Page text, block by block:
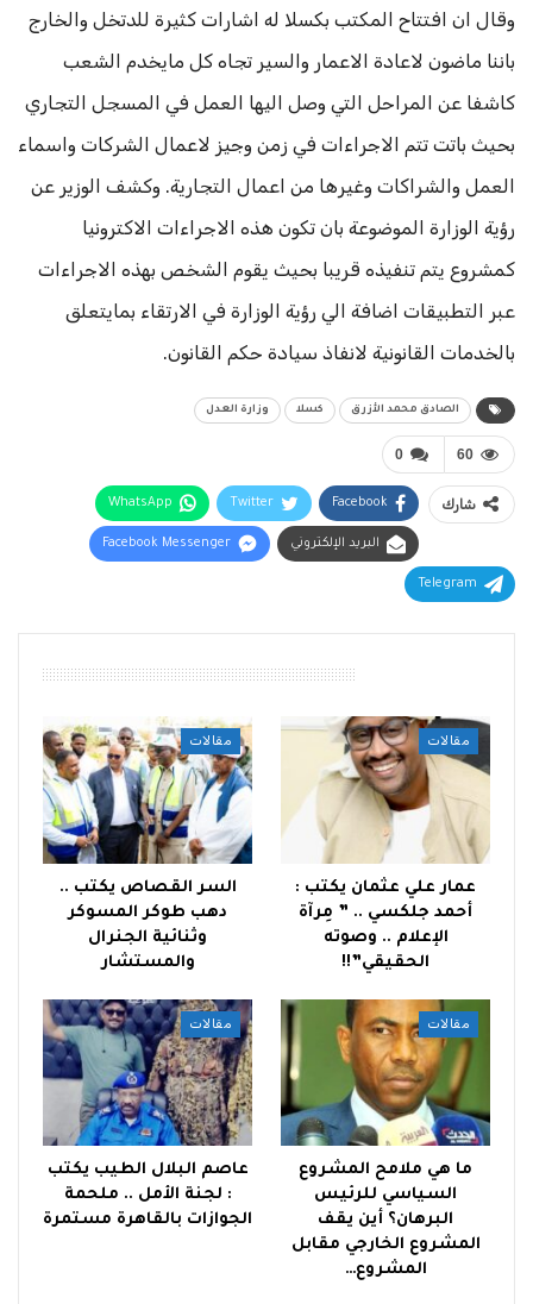
وقال ان افتتاح المكتب بكسلا له اشارات كثيرة للدتخل والخارج
باننا ماضون لاعادة الاعمار والسير تجاه كل مايخدم الشعب
كاشفا عن المراحل التي وصل اليها العمل في المسجل التجاري
بحيث باتت تتم الاجراءات في زمن وجيز لاعمال الشركات واسماء
العمل والشراكات وغيرها من اعمال التجارية. وكشف الوزير عن
رؤية الوزارة الموضوعة بان تكون هذه الاجراءات الاكترونيا
كمشروع يتم تنفيذه قريبا بحيث يقوم الشخص بهذه الاجراءات
عبر التطبيقات اضافة الي رؤية الوزارة في الارتقاء بمايتعلق
بالخدمات القانونية لانفاذ سيادة حكم القانون.
الصادق محمد الأزرق كسلا وزارة العدل
0 60
شارك Facebook
Twitter
WhatsApp
البريد الإلكتروني Facebook Messenger
Telegram
مقالات
عمار علي عثمان يكتب :
أحمد جلكسي .. ” مِرآة
الإعلام .. وصوته
الحقيقي”!!
مقالات
السر القصاص يكتب ..
دهب طوكر المسوكر
وثنائية الجنرال
والمستشار
مقالات
ما هي ملامح المشروع
السياسي للرئيس
البرهان؟ أين يقف
المشروع الخارجي مقابل
المشروع…
مقالات
عاصم البلال الطيب يكتب
: لجنة الأمل .. ملحمة
الجوازات بالقاهرة مستمرة